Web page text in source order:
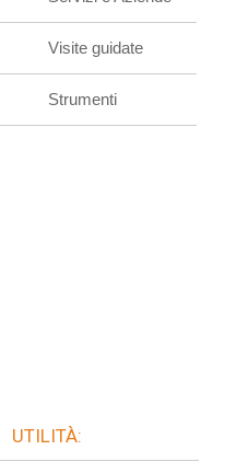
Visite guidate
Strumenti
UTILITÀ: